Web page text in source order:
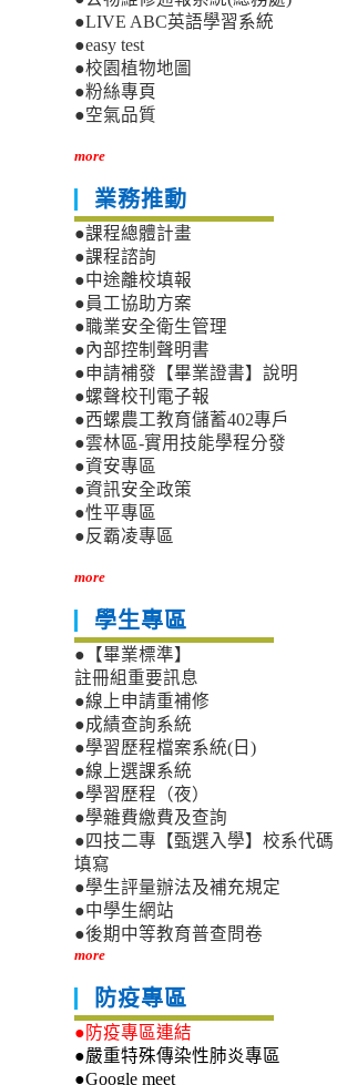
●LIVE ABC英語學習系統
●easy test
●校園植物地圖
●粉絲專頁
●空氣品質
more
業務推動
●課程總體計畫
●課程諮詢
●中途離校填報
●員工協助方案
●職業安全衛生管理
●內部控制聲明書
●申請補發【畢業證書】說明
●螺聲校刊電子報
●西螺農工教育儲蓄402專戶
●雲林區-實用技能學程分發
●資安專區
●資訊安全政策
●性平專區
●反霸凌專區
more
學生專區
●【畢業標準】
註冊組重要訊息
●線上申請重補修
●成績查詢系統
●學習歷程檔案系統(日)
●線上選課系統
●學習歷程（夜）
●學雜費繳費及查詢
●四技二專【甄選入學】校系代碼
填寫
●學生評量辦法及補充規定
●中學生網站
●後期中等教育普查問卷
more
防疫專區
●防疫專區連結
●嚴重特殊傳染性肺炎專區
●Google meet